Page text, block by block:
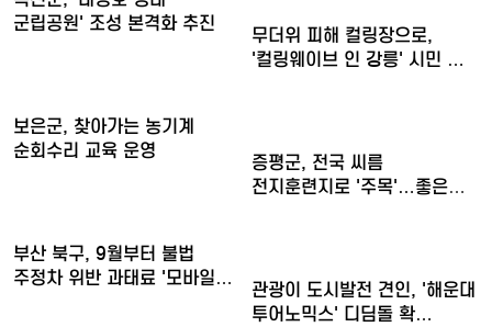
군립공원' 조성 본격화 추진
무더위 피해 컬링장으로,
'컬링웨이브 인 강릉' 시민 …
보은군, 찾아가는 농기계
순회수리 교육 운영
증평군, 전국 씨름
전지훈련지로 '주목'…좋은
부산 북구, 9월부터 불법
주정차 위반 과태료 '모바일…
관광이 도시발전 견인, '해운대
투어노믹스' 디딤돌 확…